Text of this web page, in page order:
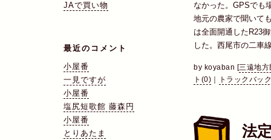
JAで買い物
最近のコメント
小屋番
一見ですが
小屋番
塩尻短歌館 藤森円
小屋番
とりあたま
なかった。GPSでも
地元の農家で聞いて
は全面開通したR23
した。西尾市の二車
by koyaban [三遠地
ト(0)
トラックバッ
法